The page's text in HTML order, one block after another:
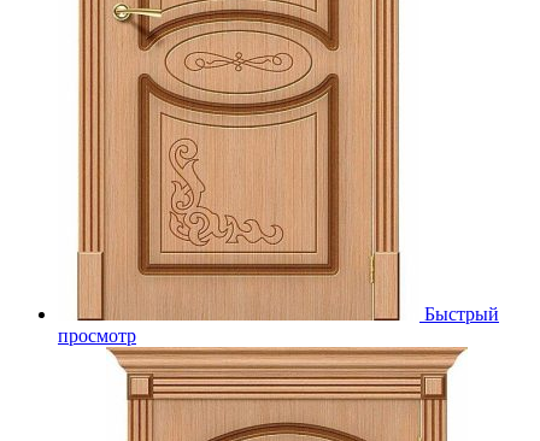
Быстрый
просмотр